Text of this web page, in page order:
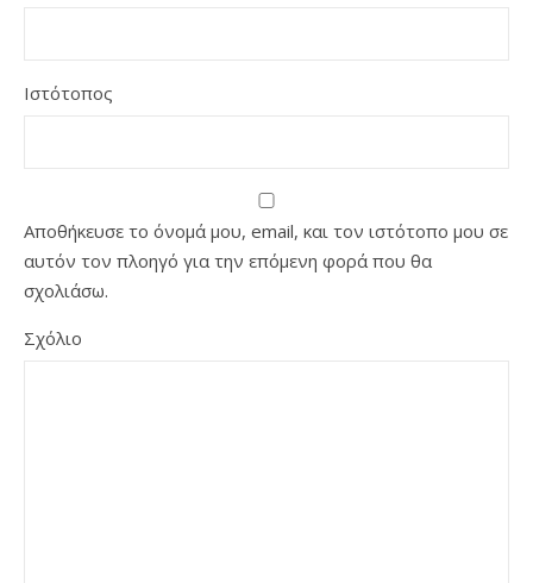
Ιστότοπος
Αποθήκευσε το όνομά μου, email, και τον ιστότοπο μου σε
αυτόν τον πλοηγό για την επόμενη φορά που θα
σχολιάσω.
Σχόλιο